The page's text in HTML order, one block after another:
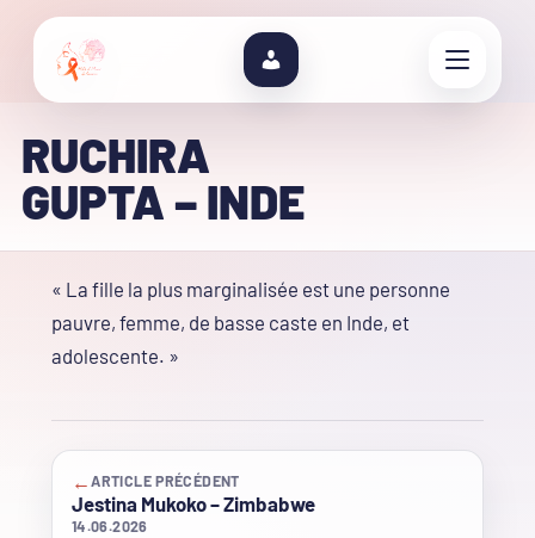
RUCHIRA
GUPTA – INDE
« La fille la plus marginalisée est une personne
pauvre, femme, de basse caste en Inde, et
adolescente. »
←ARTICLE PRÉCÉDENT
Jestina Mukoko – Zimbabwe
14.06.2026